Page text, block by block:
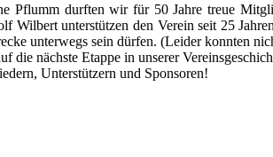
Pflumm durften wir für 50 Jahre treue
Wilbert unterstützen den Verein seit 25
unterwegs sein dürfen. (Leider konnten
die nächste Etappe in unserer
Unterstützern und Sponsoren!